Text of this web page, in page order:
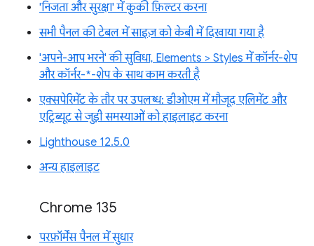
'निजता और सुरक्षा' में कुकी फ़िल्टर करना
सभी पैनल की टेबल में साइज़ को केबी में दिखाया गया है
'अपने-आप भरने' की सुविधा, Elements > Styles में कॉर्नर-शेप
और कॉर्नर-*-शेप के साथ काम करती है
एक्सपेरिमेंट के तौर पर उपलब्ध: डीओएम में मौजूद एलिमेंट और
एट्रिब्यूट से जुड़ी समस्याओं को हाइलाइट करना
Lighthouse 12.5.0
अन्य हाइलाइट
Chrome 135
परफ़ॉर्मेंस पैनल में सुधार